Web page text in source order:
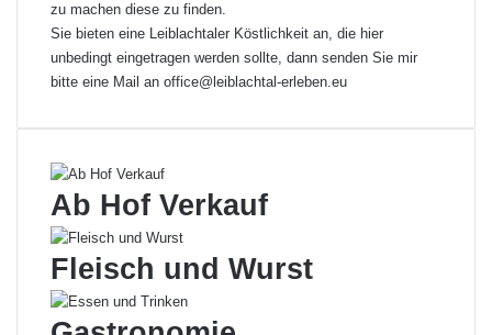
zu machen diese zu finden.
Sie bieten eine Leiblachtaler Köstlichkeit an, die hier
unbedingt eingetragen werden sollte, dann senden Sie mir
bitte eine Mail an office@leiblachtal-erleben.eu
Ab Hof Verkauf
Fleisch und Wurst